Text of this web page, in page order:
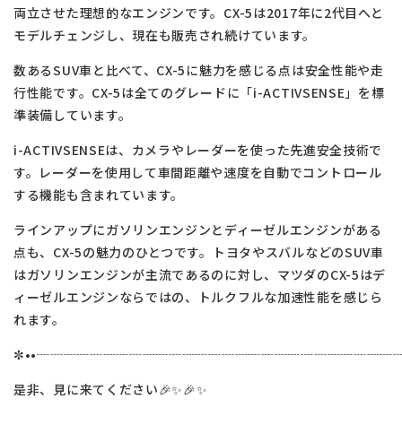
両立させた理想的なエンジンです。CX-5は2017年に2代目へと
モデルチェンジし、現在も販売され続けています。
数あるSUV車と比べて、CX-5に魅力を感じる点は安全性能や走
行性能です。CX-5は全てのグレードに「i-ACTIVSENSE」を標
準装備しています。
i-ACTIVSENSEは、カメラやレーダーを使った先進安全技術で
す。レーダーを使用して車間距離や速度を自動でコントロール
する機能も含まれています。
ラインアップにガソリンエンジンとディーゼルエンジンがある
点も、CX-5の魅力のひとつです。トヨタやスバルなどのSUV車
はガソリンエンジンが主流であるのに対し、マツダのCX-5はデ
ィーゼルエンジンならではの、トルクフルな加速性能を感じら
れます。
是非、見に来てください🎉✨🎉✨